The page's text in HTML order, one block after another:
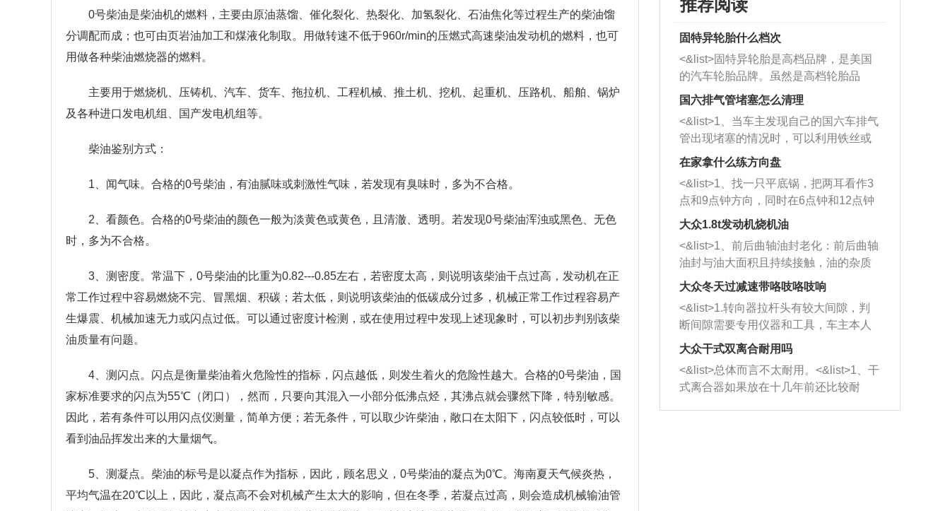
0号柴油是柴油机的燃料，主要由原油蒸馏、催化裂化、热裂化、加氢裂化、石油焦化等过程生产的柴油馏
分调配而成；也可由页岩油加工和煤液化制取。用做转速不低于960r/min的压燃式高速柴油发动机的燃料，也可
用做各种柴油燃烧器的燃料。
主要用于燃烧机、压铸机、汽车、货车、拖拉机、工程机械、推土机、挖机、起重机、压路机、船舶、锅炉
及各种进口发电机组、国产发电机组等。
柴油鉴别方式：
1、闻气味。合格的0号柴油，有油腻味或刺激性气味，若发现有臭味时，多为不合格。
2、看颜色。合格的0号柴油的颜色一般为淡黄色或黄色，且清澈、透明。若发现0号柴油浑浊或黑色、无色
时，多为不合格。
3、测密度。常温下，0号柴油的比重为0.82---0.85左右，若密度太高，则说明该柴油干点过高，发动机在正
常工作过程中容易燃烧不完、冒黑烟、积碳；若太低，则说明该柴油的低碳成分过多，机械正常工作过程容易产
生爆震、机械加速无力或闪点过低。可以通过密度计检测，或在使用过程中发现上述现象时，可以初步判别该柴
油质量有问题。
4、测闪点。闪点是衡量柴油着火危险性的指标，闪点越低，则发生着火的危险性越大。合格的0号柴油，国
家标准要求的闪点为55℃（闭口），然而，只要向其混入一小部分低沸点烃，其沸点就会骤然下降，特别敏感。
因此，若有条件可以用闪点仪测量，简单方便；若无条件，可以取少许柴油，敞口在太阳下，闪点较低时，可以
看到油品挥发出来的大量烟气。
5、测凝点。柴油的标号是以凝点作为指标，因此，顾名思义，0号柴油的凝点为0℃。海南夏天气候炎热，
平均气温在20℃以上，因此，凝点高不会对机械产生太大的影响，但在冬季，若凝点过高，则会造成机械输油管
推荐阅读
固特异轮胎什么档次
<&list>固特异轮胎是高档品牌，是美国
的汽车轮胎品牌。虽然是高档轮胎品
牌，但是中高低端的轮胎都有生产，这
也是为了更好的开拓市场。
国六排气管堵塞怎么清理
<&list>1、当车主发现自己的国六车排气
管出现堵塞的情况时，可以利用铁丝或
者是细棍，直接将杂物给取出来，如果
堵塞情况比较严重，也可以采取应急措
施。 <&list>2、直接利用木棍将所有的
杂物推到排气管里面的位置处，然后将
三元催化器拆解开，就可以将堵塞的东
西取出来。但如果是因为积碳过多引起
的堵塞，就需要将三元催化器泡在草酸
洗剂对堵塞的情况得到解决，将清洗剂
放在燃油箱中，与燃油混合后，车辆启
动时，就可以和汽油一起进入到燃烧
室，最后形成废气排出，就可以让三元
催化器得到清洗，排气管堵塞的情况就
能够得到解决。
在家拿什么练方向盘
<&list>1、找一只平底锅，把两耳看作3
点和9点钟方向，同时在6点钟和12点钟
方向做一个标记。 <&list>2、双手握住
一圈半的练习，往右同样也要打相同的
圈数。 <&list>3、最后强调要反复练
习，这样就可以形成肌肉记忆，在真实
驾驶车辆时，不需要记忆也能打好方
向。
大众1.8t发动机烧机油
<&list>1、前后曲轴油封老化：前后曲轴
油封与油大面积且持续接触，油的杂质
和发动机内持续温度变化使其密封效果
逐渐减弱，导致渗油或漏油。<&list>2、
活塞间隙过大：积碳会使活塞环与缸体
的间隙扩大，导致机油流入燃烧室中，
造成烧机油。<&list>3、机油粘度。使用
机油粘度过小的话，同样会有烧机油现
象，机油粘度过小具有很好的流动性，
大众冬天过减速带咯吱咯吱响
<&list>1.转向器拉杆头有较大间隙，判
断间隙需要专用仪器和工具，车主本人
无法制作，需要将车辆送到修理厂或4s
店；<&list>2.车辆半轴套管防尘罩破
裂，破裂后会出现漏油现象，使半轴磨
损严重，磨损的半轴容易损坏，产生异
响；<&list>3.稳定器的转向胶套和球头
大众干式双离合耐用吗
<&list>总体而言不太耐用。<&list>1、干
式离合器如果放在十几年前还比较耐